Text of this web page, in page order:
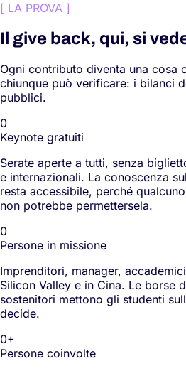
[ LA PROVA ]
Il give back, qui, si
Ogni contributo diventa una cosa
chiunque può verificare: i bilanci
pubblici.
0
Keynote gratuiti
Serate aperte a tutti, senza
e internazionali. La conoscenza
resta accessibile, perché
non potrebbe permettersela.
0
Persone in missione
Imprenditori, manager,
Silicon Valley e in Cina. Le borse
sostenitori mettono gli studenti
decide.
0+
Persone coinvolte